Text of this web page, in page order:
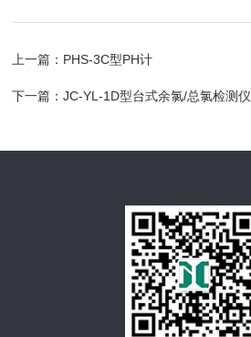
上一篇： PHS-3C型PH计
下一篇：JC-YL-1D型台式余氯/总氯检测仪